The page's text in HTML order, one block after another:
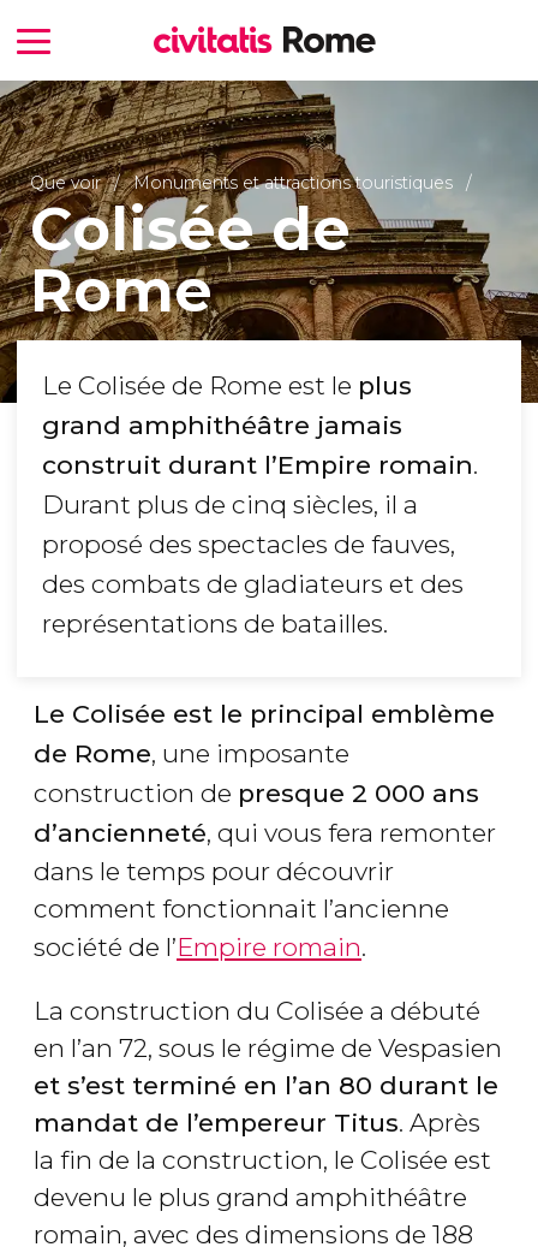
Que voir Monuments et attractions touristiques
Colisée de
Rome
Le Colisée de Rome est le plus
grand amphithéâtre jamais
construit durant l’Empire romain.
Durant plus de cinq siècles, il a
proposé des spectacles de fauves,
des combats de gladiateurs et des
représentations de batailles.
Le Colisée est le principal emblème
de Rome, une imposante
construction de presque 2 000 ans
d’ancienneté, qui vous fera remonter
dans le temps pour découvrir
comment fonctionnait l’ancienne
société de l’Empire romain.
La construction du Colisée a débuté
en l’an 72, sous le régime de Vespasien
et s’est terminé en l’an 80 durant le
mandat de l’empereur Titus. Après
la fin de la construction, le Colisée est
devenu le plus grand amphithéâtre
romain, avec des dimensions de 188